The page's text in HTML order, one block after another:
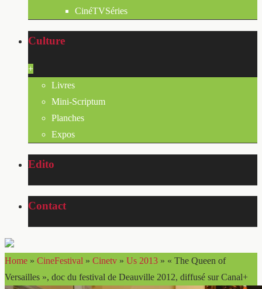
CinéTVSéries
Culture
+
Livres
Mini-Scriptum
Planches
Expos
Edito
Contact
Home » CineFestival » Cinetv » Us 2013 » « The Queen of
Versailles », doc du festival de Deauville 2012, diffusé sur Canal+